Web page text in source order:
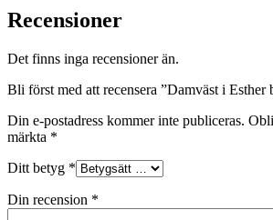
Recensioner
Det finns inga recensioner än.
Bli först med att recensera ”Damväst i Esther
Din e-postadress kommer inte publiceras.
märkta *
Ditt betyg *
Din recension *